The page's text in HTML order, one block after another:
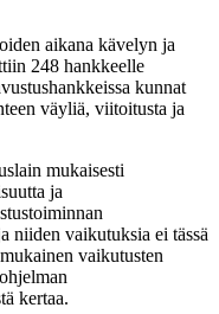
aikana kävelyn ja
248 hankkeelle
kunnat
väyliä, viitoitusta ja
mukaisesti
ja
niiden vaikutuksia ei tässä
vaikutusten
kertaa.